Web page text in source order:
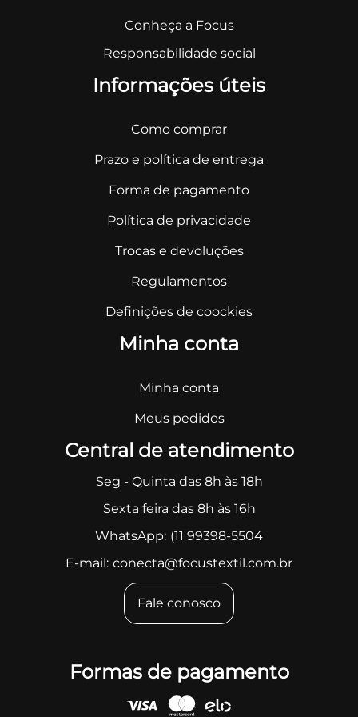
Conheça a Focus
Responsabilidade social
Informações úteis
Como comprar
Prazo e política de entrega
Forma de pagamento
Política de privacidade
Trocas e devoluções
Regulamentos
Definições de coockies
Minha conta
Minha conta
Meus pedidos
Central de atendimento
Seg - Quinta das 8h às 18h
Sexta feira das 8h às 16h
WhatsApp: (11 99398-5504
E-mail: conecta@focustextil.com.br
Fale conosco
Formas de pagamento